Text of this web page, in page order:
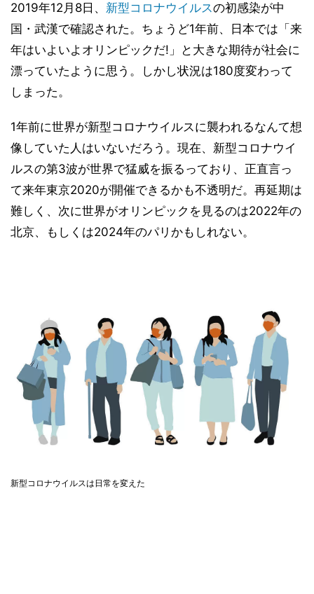
2019年12月8日、 新型コロナウイルスの初感染が中
国・武漢で確認された。ちょうど1年前、日本では「来
年はいよいよオリンピックだ!」と大きな期待が社会に
漂っていたように思う。しかし状況は180度変わって
しまった。
1年前に世界が新型コロナウイルスに襲われるなんて想
像していた人はいないだろう。現在、新型コロナウイ
ルスの第3波が世界で猛威を振るっており、正直言っ
て来年東京2020が開催できるかも不透明だ。再延期は
難しく、次に世界がオリンピックを見るのは2022年の
北京、もしくは2024年のパリかもしれない。
新型コロナウイルスは日常を変えた